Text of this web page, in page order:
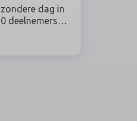
dag in
deelnemers